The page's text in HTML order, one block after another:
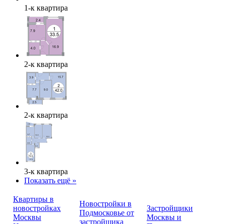
1-к квартира
2-к квартира
2-к квартира
3-к квартира
Показать ещё »
Квартиры в
новостройках
Москвы
Новостройки в
Подмосковье от
застройщика
Застройщики
Москвы и